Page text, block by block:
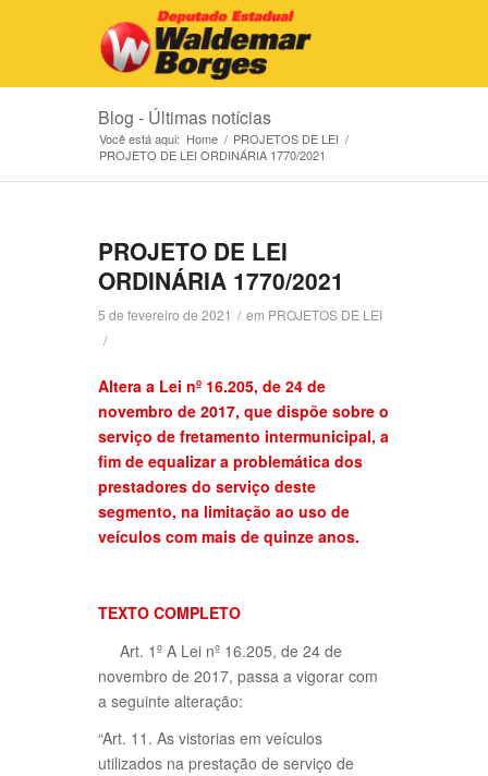
Blog - Últimas notícias
Você está aqui: Home / PROJETOS DE LEI /
PROJETO DE LEI ORDINÁRIA 1770/2021
PROJETO DE LEI
ORDINÁRIA 1770/2021
5 de fevereiro de 2021 / em PROJETOS DE LEI
/
Altera a Lei nº 16.205, de 24 de
novembro de 2017, que dispõe sobre o
serviço de fretamento intermunicipal, a
fim de equalizar a problemática dos
prestadores do serviço deste
segmento, na limitação ao uso de
veículos com mais de quinze anos.
TEXTO COMPLETO
Art. 1º A Lei nº 16.205, de 24 de
novembro de 2017, passa a vigorar com
a seguinte alteração:
“Art. 11. As vistorias em veículos
utilizados na prestação de serviço de